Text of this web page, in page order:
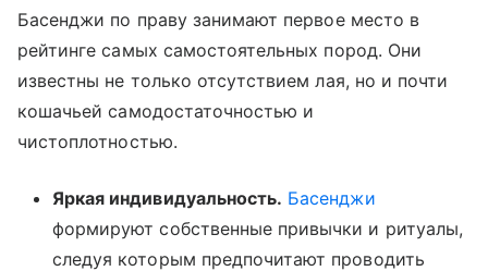
Басенджи по праву занимают первое место в
рейтинге самых самостоятельных пород. Они
известны не только отсутствием лая, но и почти
кошачьей самодостаточностью и
чистоплотностью.
Яркая индивидуальность. Басенджи
формируют собственные привычки и ритуалы,
следуя которым предпочитают проводить